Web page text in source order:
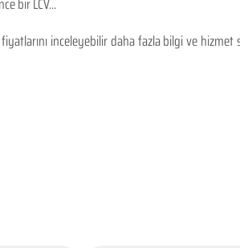
bir LCV...
inceleyebilir daha fazla bilgi ve hizmet